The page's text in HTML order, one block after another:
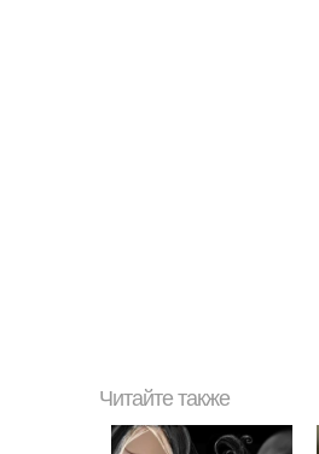
Читайте также